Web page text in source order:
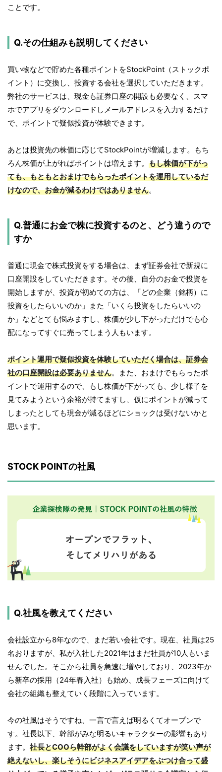
ことです。
Q.その仕組みも説明してください
買い物などで貯めた各種ポイントをStockPoint（ストックポ
イント）に交換し、投資する会社を選択していただきます。
弊社のサービスは、現金も証券口座の開設も必要なく、スマ
ホでアプリをダウンロードしメールアドレスを入力するだけ
で、ポイントで疑似投資が体験できます。
あとは投資先の株価に応じてStockPointが増減します。もち
ろん株価が上がればポイントは増えます。 もし株価が下がっ
ても、もともとおまけでもらったポイントを運用しているだ
けなので、お金が減るわけではありません。
Q.普通にお金で株に投資するのと、どう違うので
すか
普通に現金で株式投資をする場合は、まず証券会社で新規に
口座開設をしていただきます。その後、自分のお金で投資を
開始しますが、投資が初めての方は、「どの企業（銘柄）に
投資をしたらいいのか」また「いくら投資をしたらいいの
か」などとても悩みますし、株価が少し下がっただけでも心
配になってすぐに売ってしまう人もいます。
ポイント運用で疑似投資を体験していただく場合は、証券会
社の口座開設は必要ありません。また、おまけでもらったポ
イントで運用するので、もし株価が下がっても、少し様子を
見てみようという余裕が持てますし、仮にポイントが減って
しまったとしても現金が減るほどにショックは受けないかと
思います。
STOCK POINTの社風
Q.社風を教えてください
会社設立から8年なので、まだ若い会社です。現在、社員は25
名おりますが、私が入社した2021年はまだ社員が10人もいま
せんでした。そこから社員を急速に増やしており、2023年か
ら新卒の採用（24年春入社）も始め、成長フェーズに向けて
会社の組織も整えていく段階に入っています。
今の社風はそうですね、一言で言えば明るくてオープンで
す。社長以下、幹部がみな明るいキャラクターの影響もあり
ます。 社長とCOOら幹部がよく会議をしていますが笑い声が
絶えないし、楽しそうにビジネスアイデアをぶつけ合って盛